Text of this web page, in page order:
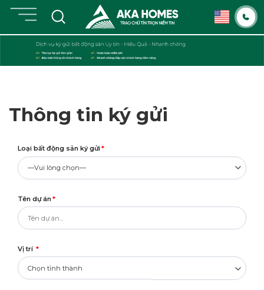
Chuyển
nội
Thông tin ký gửi
Loại bất động sản ký gửi *
Tên dự án *
Vị trí *